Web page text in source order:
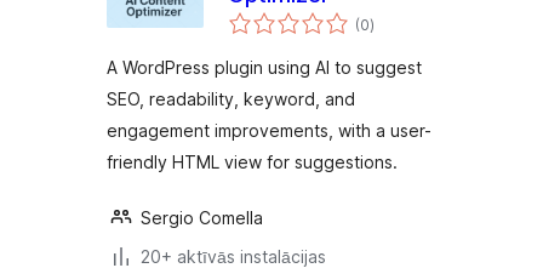
(0vērtējumu
kopsumma
)
A WordPress plugin using AI to suggest
SEO, readability, keyword, and
engagement improvements, with a user-
friendly HTML view for suggestions.
Sergio Comella
20+ aktīvās instalācijas